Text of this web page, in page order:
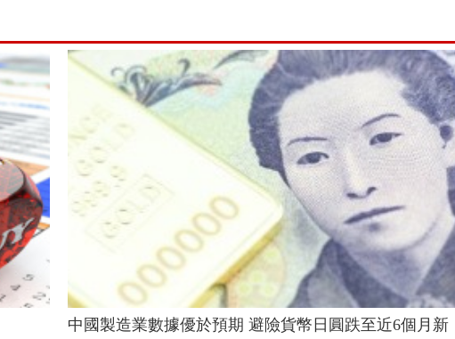
中國製造業數據優於預期 避險貨幣日圓跌至近6個月新